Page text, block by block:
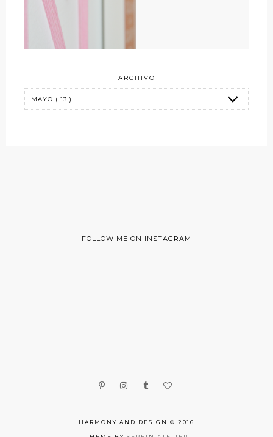
ARCHIVO
FOLLOW ME ON INSTAGRAM
HARMONY AND DESIGN © 2016